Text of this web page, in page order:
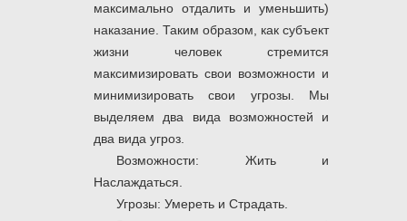
максимально отдалить и уменьшить)
наказание. Таким образом, как субъект
жизни человек стремится
максимизировать свои возможности и
минимизировать свои угрозы. Мы
выделяем два вида возможностей и
два вида угроз.
Возможности: Жить и
Наслаждаться.
Угрозы: Умереть и Страдать.